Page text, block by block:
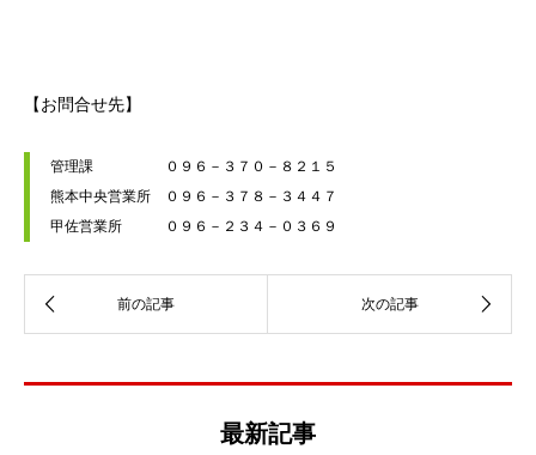
【お問合せ先】
管理課　　　　　０９６－３７０－８２１５
熊本中央営業所　０９６－３７８－３４４７
甲佐営業所　　　０９６－２３４－０３６９
最新記事